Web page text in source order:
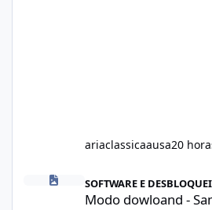
ariaclassicaausa20
Modo dowloand - Samsung
SOFTWARE E
Modo dowloand -